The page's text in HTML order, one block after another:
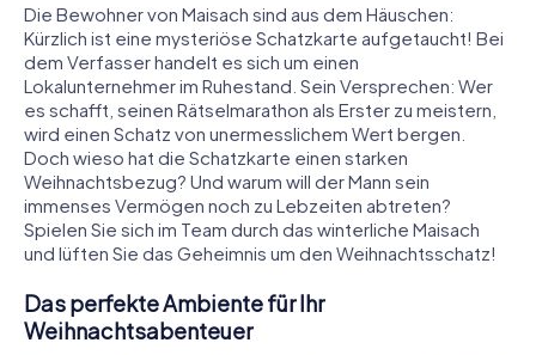
Die Bewohner von Maisach sind aus dem Häuschen:
Kürzlich ist eine mysteriöse Schatzkarte aufgetaucht! Bei
dem Verfasser handelt es sich um einen
Lokalunternehmer im Ruhestand. Sein Versprechen: Wer
es schafft, seinen Rätselmarathon als Erster zu meistern,
wird einen Schatz von unermesslichem Wert bergen.
Doch wieso hat die Schatzkarte einen starken
Weihnachtsbezug? Und warum will der Mann sein
immenses Vermögen noch zu Lebzeiten abtreten?
Spielen Sie sich im Team durch das winterliche Maisach
und lüften Sie das Geheimnis um den Weihnachtsschatz!
Das perfekte Ambiente für Ihr
Weihnachtsabenteuer